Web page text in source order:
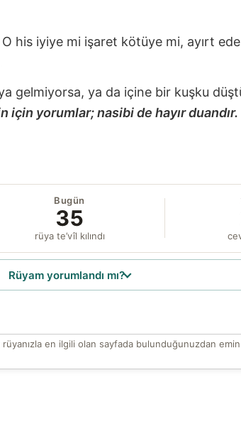
his iyiye mi işaret kötüye mi, ayırt
gelmiyorsa, ya da içine bir kuşku
için yorumlar; nasibi de hayır duandır.
Bugün
35
rüya te’vîl kılındı
Rüyam yorumlandı mı?
rüyanızla en ilgili olan sayfada bulunduğunuzdan